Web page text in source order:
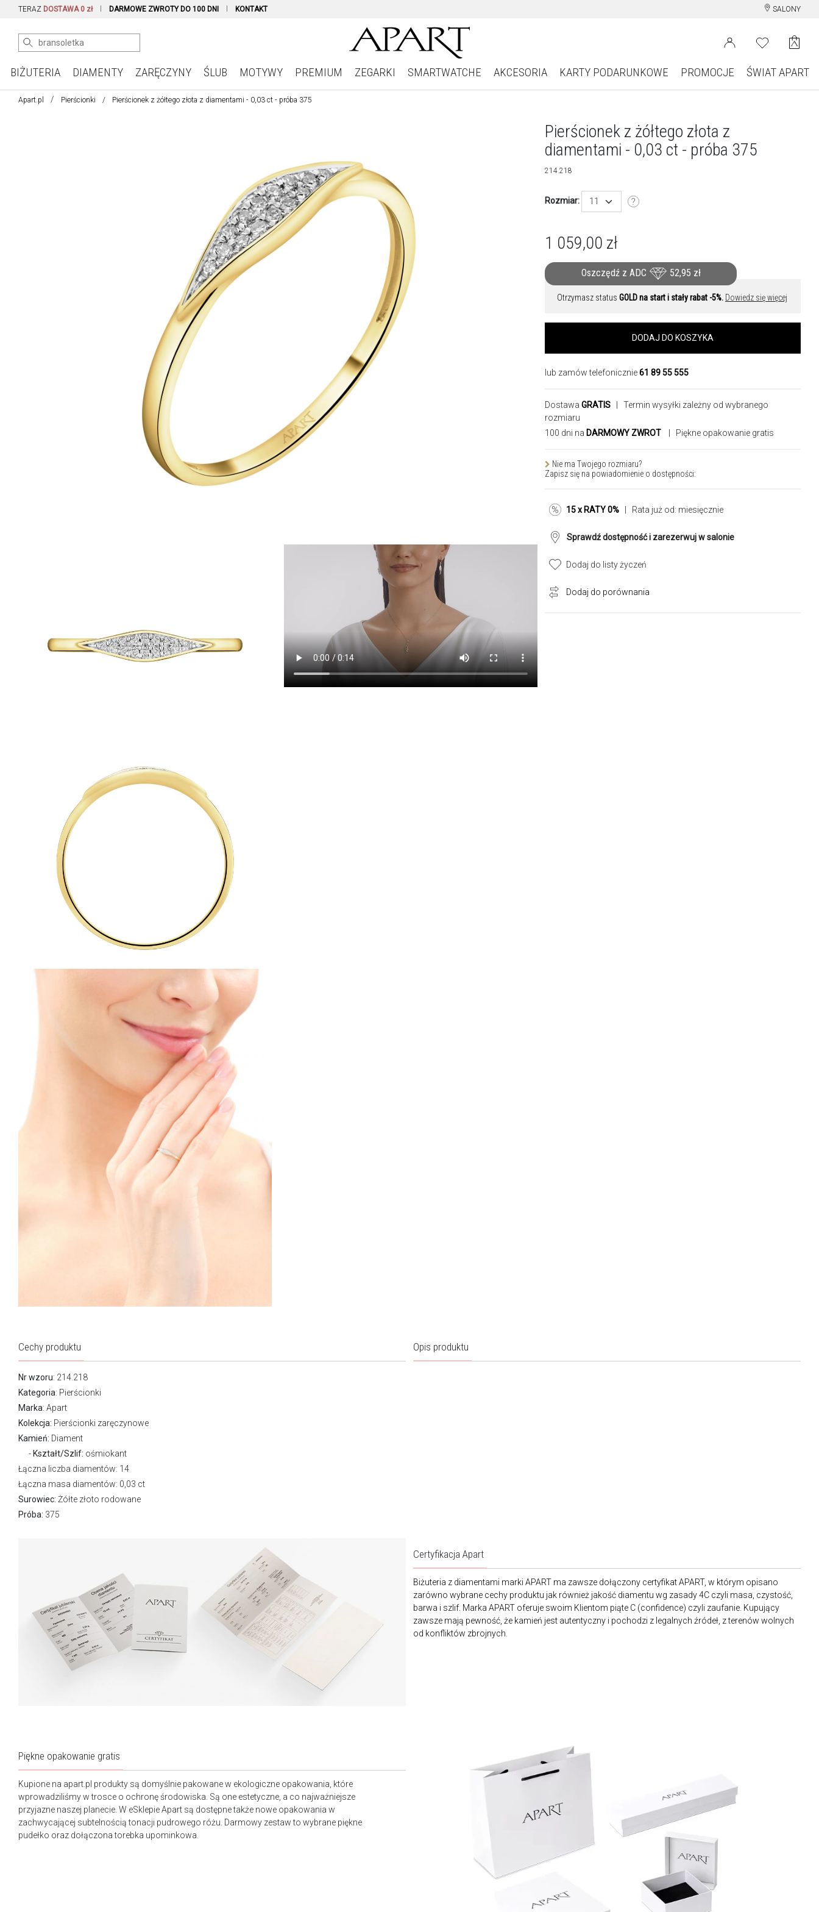
TERAZ DOSTAWA 0 zł DARMOWE ZWROTY DO 100 DNI KONTAKT SALONY
BIŻUTERIA DIAMENTY ZARĘCZYNY ŚLUB MOTYWY PREMIUM ZEGARKI SMARTWATCHE AKCESORIA KARTY PODARUNKOWE PROMOCJE ŚWIAT APART
Apart.pl Pierścionki Pierścionek z żółtego złota z diamentami - 0,03 ct - próba 375
Pierścionek z żółtego złota z
diamentami - 0,03 ct - próba 375
214.218
Rozmiar: 11
1 059,00 zł
Oszczędź z ADC 52,95 zł
Otrzymasz status GOLD na start i stały rabat -5%. Dowiedz się więcej
DODAJ DO KOSZYKA
lub zamów telefonicznie61 89 55 555
Dostawa GRATIS | Termin wysyłki zależny od wybranego
rozmiaru
100 dni na DARMOWY ZWROT | Piękne opakowanie gratis
Nie ma Twojego rozmiaru?
Zapisz się na powiadomienie o dostępności:
15 x RATY 0% | Rata już od: miesięcznie
Sprawdź dostępność i zarezerwuj w salonie
Dodaj do listy życzeń
Dodaj do porównania
Cechy produktu
Nr wzoru: 214.218
Kategoria: Pierścionki
Marka: Apart
Kolekcja: Pierścionki zaręczynowe
Kamień: Diament
Kształt/Szlif: ośmiokant
Łączna liczba diamentów: 14
Łączna masa diamentów: 0,03 ct
Surowiec: Żółte złoto rodowane
Próba: 375
Opis produktu
Certyfikacja Apart
Biżuteria z diamentami marki APART ma zawsze dołączony certyfikat APART, w którym opisano
zarówno wybrane cechy produktu jak również jakość diamentu wg zasady 4C czyli masa, czystość,
barwa i szlif. Marka APART oferuje swoim Klientom piąte C (confidence) czyli zaufanie. Kupujący
zawsze mają pewność, że kamień jest autentyczny i pochodzi z legalnych źródeł, z terenów wolnych
od konfliktów zbrojnych.
Piękne opakowanie gratis
Kupione na apart.pl produkty są domyślnie pakowane w ekologiczne opakowania, które
wprowadziliśmy w trosce o ochronę środowiska. Są one estetyczne, a co najważniejsze
przyjazne naszej planecie. W eSklepie Apart są dostępne także nowe opakowania w
zachwycającej subtelnością tonacji pudrowego różu. Darmowy zestaw to wybrane piękne
pudełko oraz dołączona torebka upominkowa.